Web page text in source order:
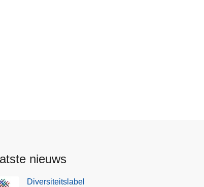
nieuws
Diversiteitslabel